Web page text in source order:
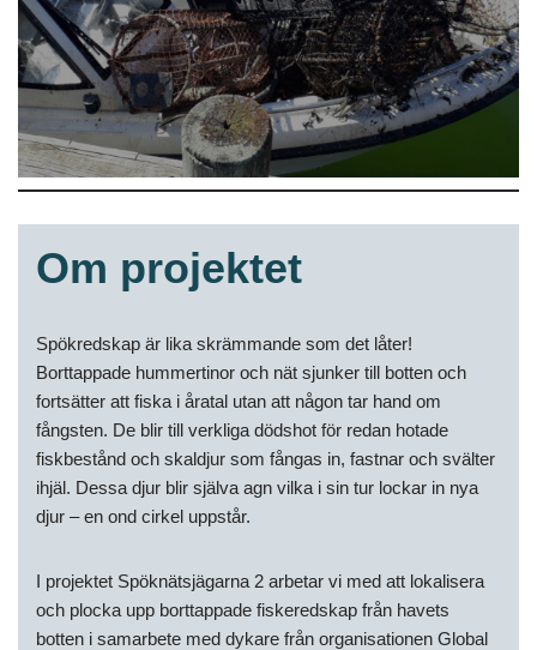
Om projektet
Spökredskap är lika skrämmande som det låter!
Borttappade hummertinor och nät sjunker till botten och
fortsätter att fiska i åratal utan att någon tar hand om
fångsten. De blir till verkliga dödshot för redan hotade
fiskbestånd och skaldjur som fångas in, fastnar och svälter
ihjäl. Dessa djur blir själva agn vilka i sin tur lockar in nya
djur – en ond cirkel uppstår.
I projektet Spöknätsjägarna 2 arbetar vi med att lokalisera
och plocka upp borttappade fiskeredskap från havets
botten i samarbete med dykare från organisationen Global